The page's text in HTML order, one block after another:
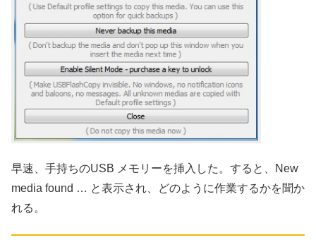
早速、手持ちのUSB メモリーを挿入した。すると、New
media found … と表示され、どのように作業するかを聞か
れる。